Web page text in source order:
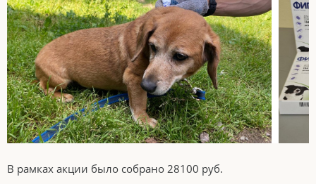
В рамках акции было собрано 28100 руб.